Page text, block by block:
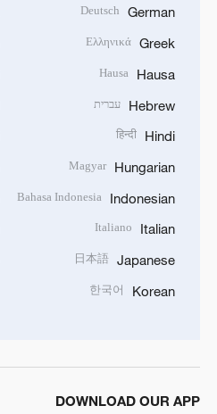
German
Deutsch
Greek
Ελληνικά
Hausa
Hausa
Hebrew עברית
Hindi
हिन्दी
Hungarian
Magyar
Indonesian
Bahasa Indonesia
Italian
Italiano
Japanese
日本語
Korean
한국어
DOWNLOAD OUR APP